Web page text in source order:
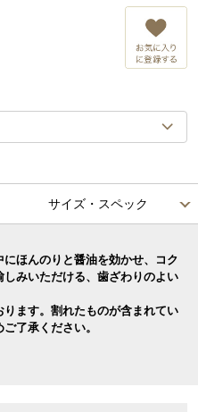
サイズ・スペック
ほんのりと醤油を効かせ、コク
みいただける、歯ざわりのよい
ます。割れたものが含まれてい
了承ください。